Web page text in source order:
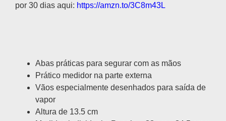
por 30 dias aqui: https://amzn.to/3C8m43L
Abas práticas para segurar com as mãos
Prático medidor na parte externa
Vãos especialmente desenhados para saída de
vapor
Altura de 13.5 cm